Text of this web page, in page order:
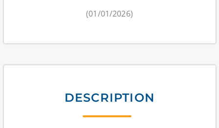
(01/01/2026)
DESCRIPTION